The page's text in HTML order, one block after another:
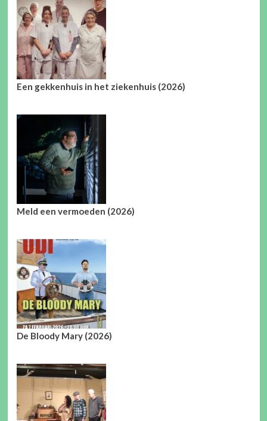
Een gekkenhuis in het ziekenhuis (2026)
Meld een vermoeden (2026)
De Bloody Mary (2026)